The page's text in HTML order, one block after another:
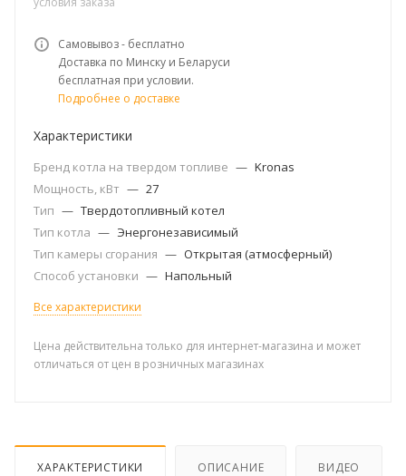
Самовывоз - бесплатно
Доставка по Минску и Беларуси
бесплатная при условии.
Подробнее о доставке
Характеристики
Бренд котла на твердом топливе — Kronas
Мощность, кВт — 27
Тип — Твердотопливный котел
Тип котла — Энергонезависимый
Тип камеры сгорания — Открытая (атмосферный)
Способ установки — Напольный
Все характеристики
Цена действительна только для интернет-магазина и может
отличаться от цен в розничных магазинах
ХАРАКТЕРИСТИКИ ОПИСАНИЕ ВИДЕО